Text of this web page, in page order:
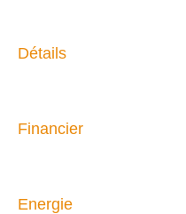
Détails
Financier
Energie